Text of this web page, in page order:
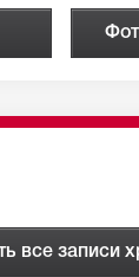
все записи